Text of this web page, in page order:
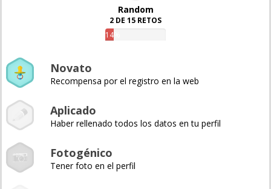
Random
2 DE 15 RETOS
14%
Novato
Recompensa por el registro en la web
Aplicado
Haber rellenado todos los datos en tu perfil
Fotogénico
Tener foto en el perfil